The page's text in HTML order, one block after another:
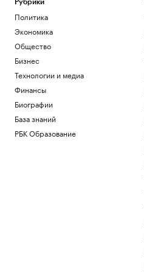
Рубрики
Политика
Экономика
Общество
Бизнес
Технологии и медиа
Финансы
Биографии
База знаний
РБК Образование